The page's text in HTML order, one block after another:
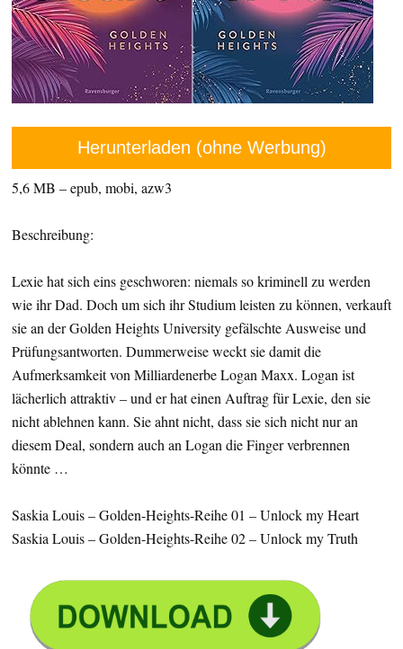
Herunterladen (ohne Werbung)
5,6 MB – epub, mobi, azw3
Beschreibung:
Lexie hat sich eins geschworen: niemals so kriminell zu werden
wie ihr Dad. Doch um sich ihr Studium leisten zu können, verkauft
sie an der Golden Heights University gefälschte Ausweise und
Prüfungsantworten. Dummerweise weckt sie damit die
Aufmerksamkeit von Milliardenerbe Logan Maxx. Logan ist
lächerlich attraktiv – und er hat einen Auftrag für Lexie, den sie
nicht ablehnen kann. Sie ahnt nicht, dass sie sich nicht nur an
diesem Deal, sondern auch an Logan die Finger verbrennen
könnte …
Saskia Louis – Golden-Heights-Reihe 01 – Unlock my Heart
Saskia Louis – Golden-Heights-Reihe 02 – Unlock my Truth